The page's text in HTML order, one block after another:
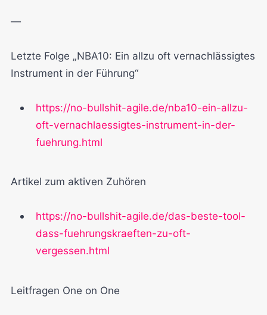
—
Letzte Folge „NBA10: Ein allzu oft vernachlässigtes
Instrument in der Führung“
https://no-bullshit-agile.de/nba10-ein-allzu-
oft-vernachlaessigtes-instrument-in-der-
fuehrung.html
Artikel zum aktiven Zuhören
https://no-bullshit-agile.de/das-beste-tool-
dass-fuehrungskraeften-zu-oft-
vergessen.html
Leitfragen One on One